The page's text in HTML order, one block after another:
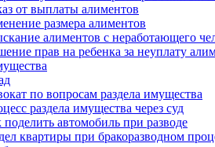
от выплаты алиментов
размера алиментов
алиментов с неработающего
прав на ребенка за неуплату
по вопросам раздела имущества
раздела имущества через суд
поделить автомобиль при разводе
квартиры при бракоразводном